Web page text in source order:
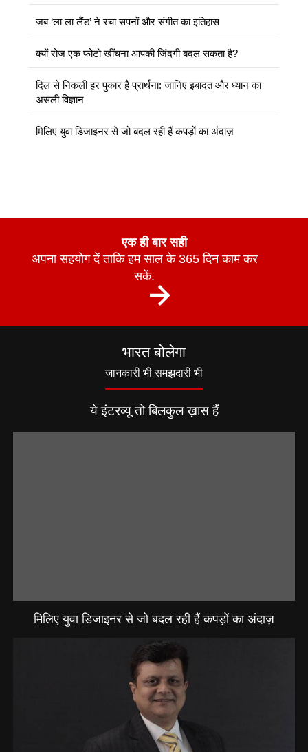
जब ‘ला ला लैंड’ ने रचा सपनों और संगीत का इतिहास
क्यों रोज एक फोटो खींचना आपकी जिंदगी बदल सकता है?
दिल से निकली हर पुकार है प्रार्थना: जानिए इबादत और ध्यान का
असली विज्ञान
मिलिए युवा डिजाइनर से जो बदल रही हैं कपड़ों का अंदाज़
एक ही बार सही
अपना सहयोग दें ताकि हम साल के 365 दिन काम कर
सकें.
भारत बोलेगा
जानकारी भी समझदारी भी
ये इंटरव्यू तो बिलकुल ख़ास हैं
मिलिए युवा डिजाइनर से जो बदल रही हैं कपड़ों का अंदाज़